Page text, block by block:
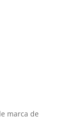
marca de